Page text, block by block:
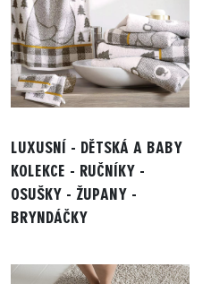
LUXUSNÍ - DĚTSKÁ A BABY
KOLEKCE - RUČNÍKY -
OSUŠKY - ŽUPANY -
BRYNDÁČKY